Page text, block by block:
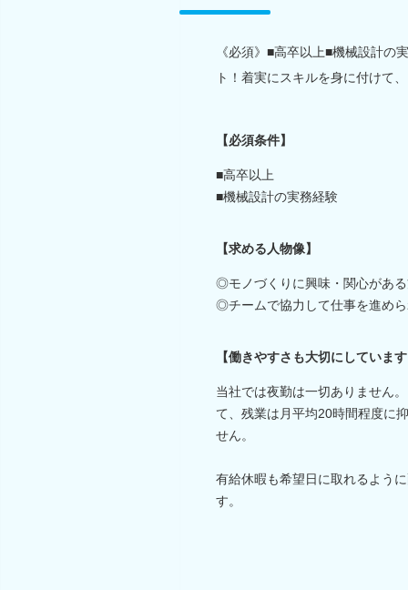
《必須》■高卒以上■機械設計
ト！着実にスキルを身に付けて
【必須条件】
■高卒以上
■機械設計の実務経験
【求める人物像】
◎モノづくりに興味・関心があ
◎チームで協力して仕事を進め
【働きやすさも大切にしていま
当社では夜勤は一切ありません
て、残業は月平均20時間程度に
せん。
有給休暇も希望日に取れるよう
す。